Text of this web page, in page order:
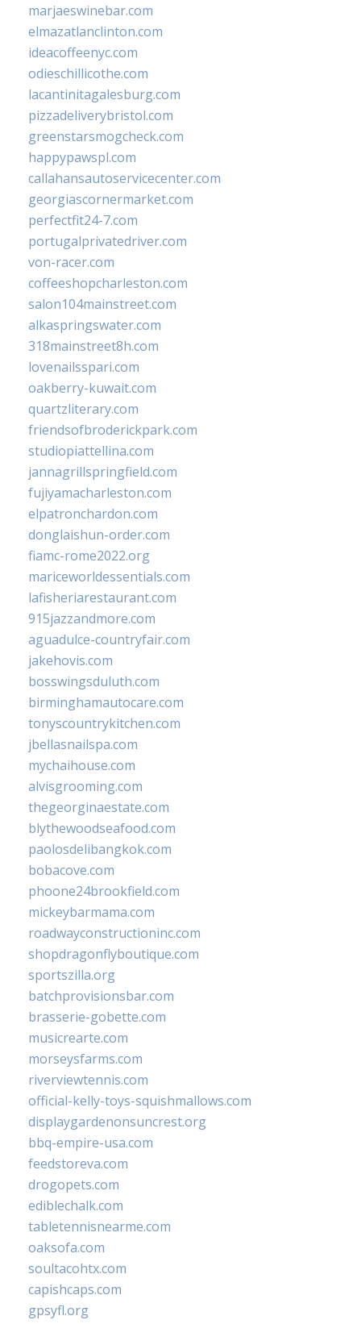
marjaeswinebar.com
elmazatlanclinton.com
ideacoffeenyc.com
odieschillicothe.com
lacantinitagalesburg.com
pizzadeliverybristol.com
greenstarsmogcheck.com
happypawspl.com
callahansautoservicecenter.com
georgiascornermarket.com
perfectfit24-7.com
portugalprivatedriver.com
von-racer.com
coffeeshopcharleston.com
salon104mainstreet.com
alkaspringswater.com
318mainstreet8h.com
lovenailsspari.com
oakberry-kuwait.com
quartzliterary.com
friendsofbroderickpark.com
studiopiattellina.com
jannagrillspringfield.com
fujiyamacharleston.com
elpatronchardon.com
donglaishun-order.com
fiamc-rome2022.org
mariceworldessentials.com
lafisheriarestaurant.com
915jazzandmore.com
aguadulce-countryfair.com
jakehovis.com
bosswingsduluth.com
birminghamautocare.com
tonyscountrykitchen.com
jbellasnailspa.com
mychaihouse.com
alvisgrooming.com
thegeorginaestate.com
blythewoodseafood.com
paolosdelibangkok.com
bobacove.com
phoone24brookfield.com
mickeybarmama.com
roadwayconstructioninc.com
shopdragonflyboutique.com
sportszilla.org
batchprovisionsbar.com
brasserie-gobette.com
musicrearte.com
morseysfarms.com
riverviewtennis.com
official-kelly-toys-squishmallows.com
displaygardenonsuncrest.org
bbq-empire-usa.com
feedstoreva.com
drogopets.com
ediblechalk.com
tabletennisnearme.com
oaksofa.com
soultacohtx.com
capishcaps.com
gpsyfl.org